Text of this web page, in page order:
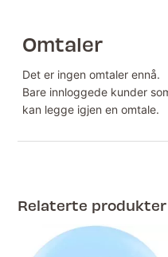
Omtaler
Det er ingen omtaler ennå.
Bare innloggede kunder
kan legge igjen en omtale.
Relaterte produkter